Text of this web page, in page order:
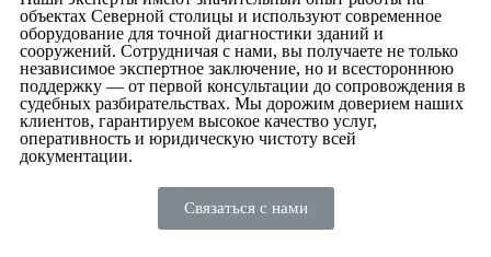
объектах Северной столицы и используют современное
оборудование для точной диагностики зданий и
сооружений. Сотрудничая с нами, вы получаете не только
независимое экспертное заключение, но и всестороннюю
поддержку — от первой консультации до сопровождения в
судебных разбирательствах. Мы дорожим доверием наших
клиентов, гарантируем высокое качество услуг,
оперативность и юридическую чистоту всей
документации.
Связаться с нами